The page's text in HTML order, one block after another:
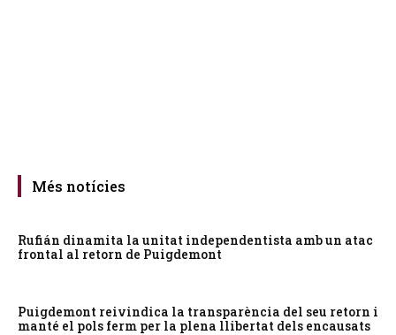
Més notícies
Rufián dinamita la unitat independentista amb un atac
frontal al retorn de Puigdemont
Puigdemont reivindica la transparència del seu retorn i
manté el pols ferm per la plena llibertat dels encausats